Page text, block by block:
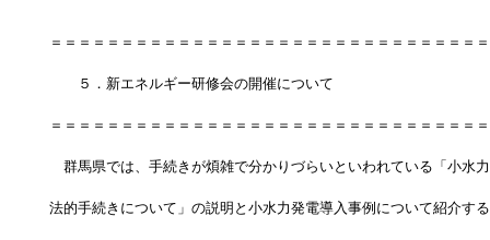
＝＝＝＝＝＝＝＝＝＝＝＝＝＝＝＝＝＝＝＝＝＝＝＝＝＝＝＝＝＝
５．新エネルギー研修会の開催について
＝＝＝＝＝＝＝＝＝＝＝＝＝＝＝＝＝＝＝＝＝＝＝＝＝＝＝＝＝＝
群馬県では、手続きが煩雑で分かりづらいといわれている「小水
法的手続きについて」の説明と小水力発電導入事例について紹介す